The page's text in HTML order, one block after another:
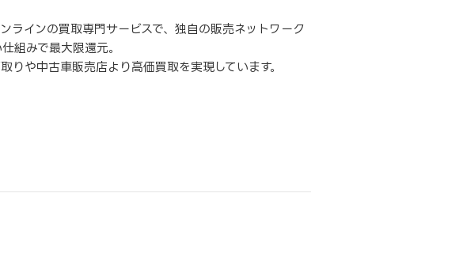
ラインの買取専門サービスで、独自の販売ネットワーク
組みで最大限還元。
りや中古車販売店より高価買取を実現しています。